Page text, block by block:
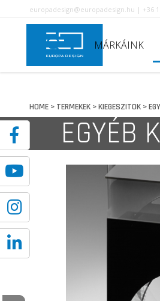
europadesign@europadesign.hu | +36 1
MÁRKÁINK
HOME> TERMEKEK>KIEGESZITOK>
EGYÉB